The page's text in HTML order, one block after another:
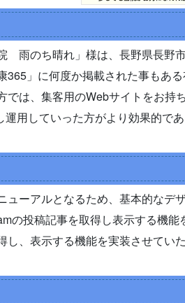
雨のち晴れ」様は、長野県長野
365」に何度か掲載された事もある
では、集客用のWebサイトをお持
用していった方がより効果的で
ューアルとなるため、基本的なデ
の投稿記事を取得し表示する機
し、表示する機能を実装させていた